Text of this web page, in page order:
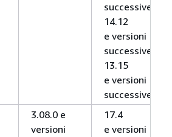
successive,
14.12
e versioni
successive,
13.15
e versioni
successive
3.08.0 e
versioni
17.4
e versioni